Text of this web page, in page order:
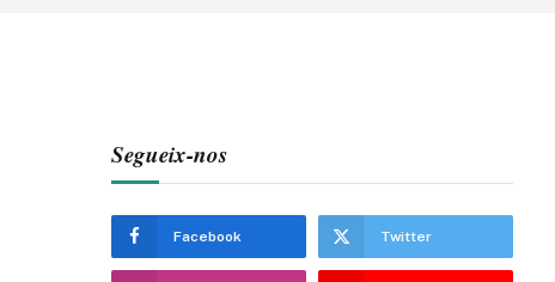
Segueix-nos
Facebook Twitter